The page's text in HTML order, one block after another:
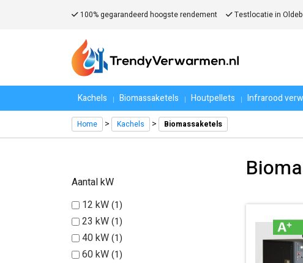
100% gegarandeerd hoogste rendement Testlocatie in
Kachels Biomassaketels Houtpellets Infrarood
Home > Kachels > Biomassaketels
Aantal kW
12 kW 1
23 kW 1
40 kW 1
60 kW 1